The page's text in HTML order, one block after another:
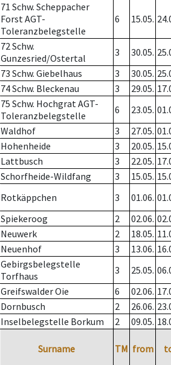
71 Schw. Scheppacher
Forst AGT-
Toleranzbelegstelle
6 15.05.
72 Schw.
Gunzesried/Ostertal
3 30.05.
73 Schw. Giebelhaus 3 30.05.
74 Schw. Bleckenau 3 29.05.
75 Schw. Hochgrat AGT-
Toleranzbelegstelle
6 23.05.
Waldhof 3 27.05.
Hohenheide 3 20.05.
Lattbusch 3 22.05.
Schorfheide-Wildfang 3 15.05.
Rotkäppchen 3 01.06.
Spiekeroog 2 02.06.
Neuwerk 2 18.05.
Neuenhof 3 13.06.
Gebirgsbelegstelle
Torfhaus
3 25.05.
Greifswalder Oie 6 02.06.
Dornbusch 2 26.06.
Inselbelegstelle Borkum 2 09.05.
Surname TM from